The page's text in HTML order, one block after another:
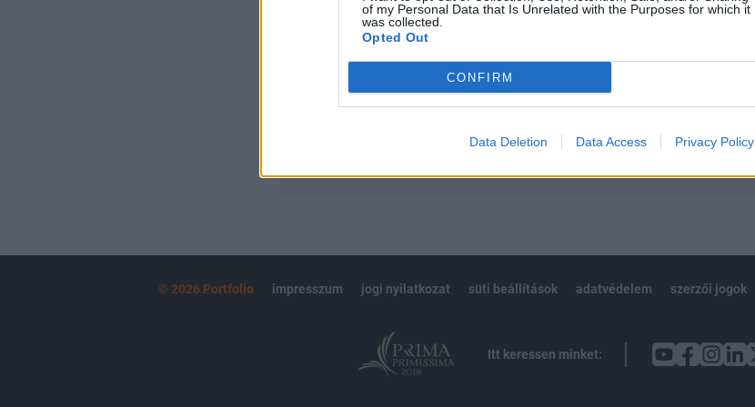
of my Personal Data that Is Unrelated with the Purposes for which it
was collected.
Opted Out
CONFIRM
Data Deletion Data Access Privacy Policy
Portfolio.hu teljes cikkarchívum
Kötéslisták: BÉT elmúlt 2 év napon belüli
© 2026 Portfolio impresszum jogi nyilatkozat süti beállítások adatvédelem szerzői jogok
Itt keressen minket: